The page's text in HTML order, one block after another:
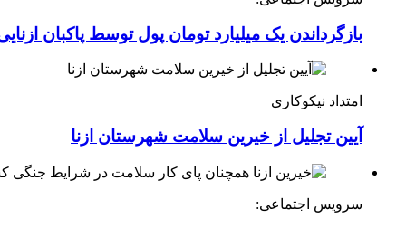
بازگرداندن یک میلیارد تومان پول توسط پاکبان
امتداد نیکوکاری
آیین تجلیل از خیرین سلامت شهرستان ازنا
سرویس اجتماعی: